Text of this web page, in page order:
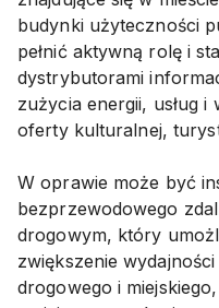
budynki użyteczności
pełnić aktywną rolę i
dystrybutorami
zużycia energii, usług i
oferty kulturalnej,
W oprawie może być
bezprzewodowego
drogowym, który
zwiększenie
drogowego i